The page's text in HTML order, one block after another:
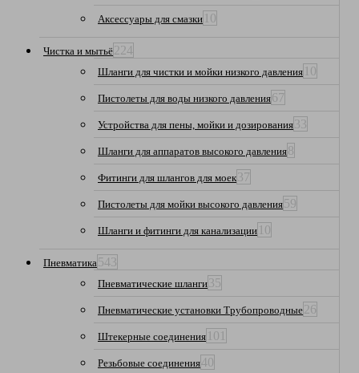
Аксессуары для смазки 10
Чистка и мытьё224
Шланги для чистки и мойки низкого давления 10
Пистолеты для воды низкого давления67
Устройства для пены, мойки и дозирования 33
Шланги для аппаратов высокого давления8
Фитинги для шлангов для моек 37
Пистолеты для мойки высокого давления 59
Шланги и фитинги для канализации 10
Пневматика 543
Пневматические шланги 35
Пневматические установки Трубопроводные26
Штекерные соединения 101
Резьбовые соединения40